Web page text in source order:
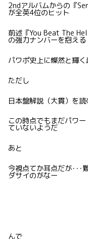
2ndアルバムからの『
が全英4位のヒット
前述『You Beat The
の強力ナンバーを抱える
パワポ史上に燦然と輝
ただし
日本盤解説（大貫）を読
この時点でもまだパワ
ていないようだ
あと
今視点てか耳点だが･･･
ダサイのがなー
んで